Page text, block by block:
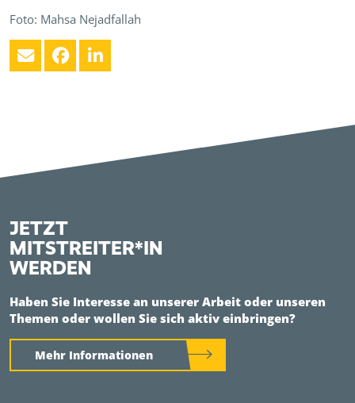
Foto: Mahsa Nejadfallah
JETZT
MITSTREITER*IN
WERDEN
Haben Sie Interesse an unserer Arbeit oder unseren
Themen oder wollen Sie sich aktiv einbringen?
Mehr Informationen